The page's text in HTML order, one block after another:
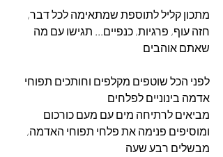
מתכון קליל לתוספת שמתאימה לכל דבר,
חזה עוף, פרגיות, כנפיים... תגישו עם מה
שאתם אוהבים
לפני הכל שוטפים מקלפים וחותכים תפוחי
אדמה בינוניים לפלחים
מביאים לרתיחה מים עם מעם כורכום
ומוסיפים פנימה את פלחי תפוחי האדמה,
מבשלים רבע שעה